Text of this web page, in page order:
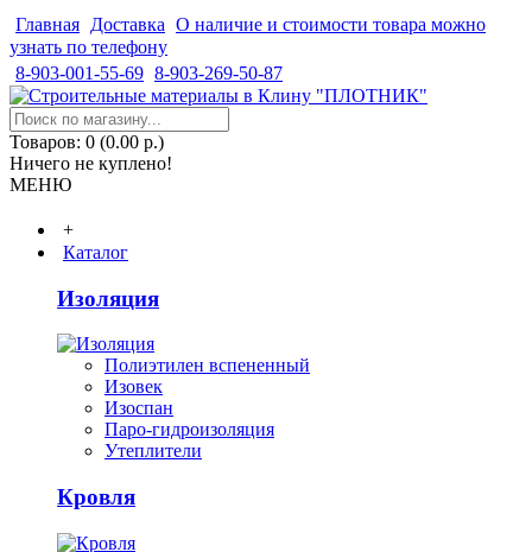
Главная Доставка О наличие и стоимости товара можно
узнать по телефону
8-903-001-55-69 8-903-269-50-87
Товаров: 0 (0.00 р.)
Ничего не куплено!
МЕНЮ
+
Каталог
Изоляция
Полиэтилен вспененный
Изовек
Изоспан
Паро-гидроизоляция
Утеплители
Кровля